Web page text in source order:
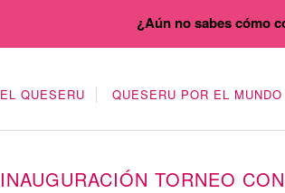
EL QUESERU QUESERU POR EL MUNDO
INAUGURACIÓN TORNEO
¿Aún no sabes cómo